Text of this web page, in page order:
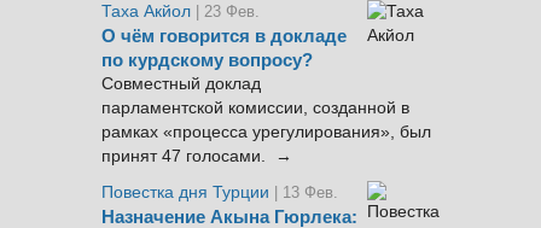
Таха Акйол | 23 Фев.
О чём говорится в докладе
по курдскому вопросу?
Совместный доклад
парламентской комиссии, созданной в
рамках «процесса урегулирования», был
принят 47 голосами. →
Повестка дня Турции
| 13 Фев.
Назначение Акына Гюрлека: